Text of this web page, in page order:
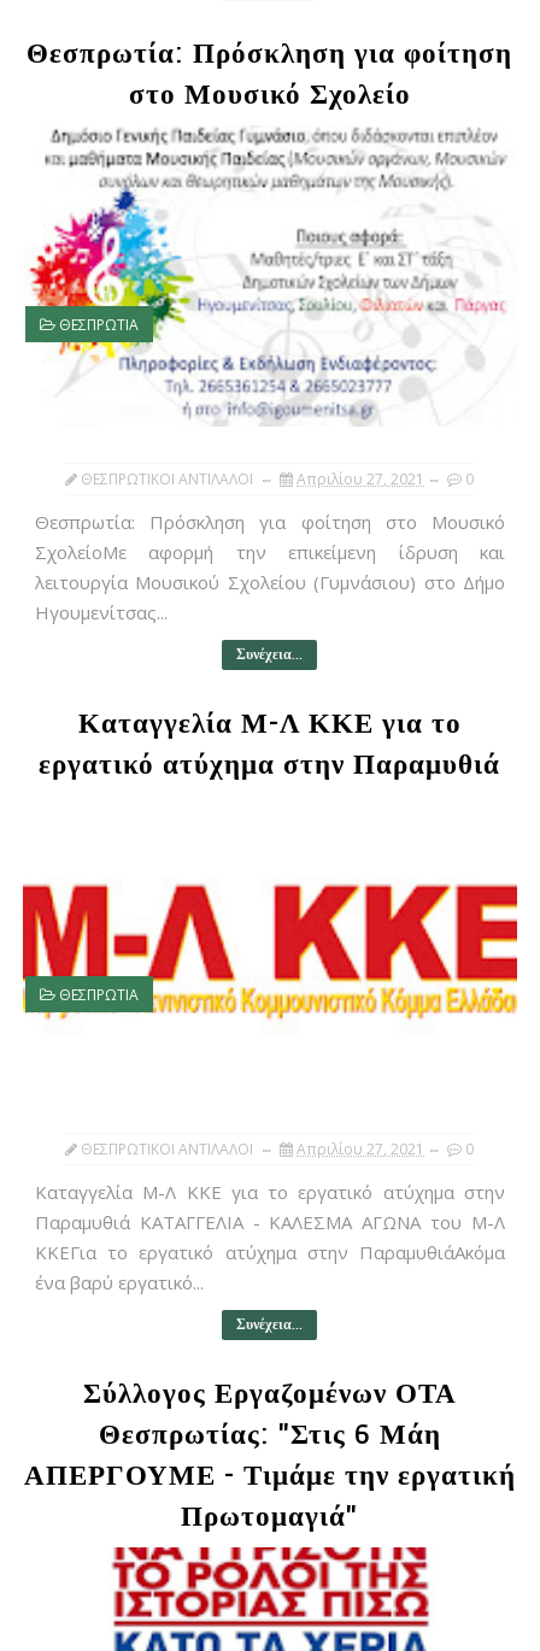
Θεσπρωτία: Πρόσκληση για φοίτηση
στο Μουσικό Σχολείο
ΘΕΣΠΡΩΤΙΑ
ΘΕΣΠΡΩΤΙΚΟΙ ΑΝΤΙΛΑΛΟΙ Απριλίου 27, 2021 0
Θεσπρωτία: Πρόσκληση για φοίτηση στο Μουσικό
ΣχολείοΜε αφορμή την επικείμενη ίδρυση και
λειτουργία Μουσικού Σχολείου (Γυμνάσιου) στο Δήμο
Ηγουμενίτσας...
Συνέχεια...
Καταγγελία Μ-Λ ΚΚΕ για το
εργατικό ατύχημα στην Παραμυθιά
ΘΕΣΠΡΩΤΙΑ
ΘΕΣΠΡΩΤΙΚΟΙ ΑΝΤΙΛΑΛΟΙ Απριλίου 27, 2021 0
Καταγγελία Μ-Λ ΚΚΕ για το εργατικό ατύχημα στην
Παραμυθιά ΚΑΤΑΓΓΕΛΙΑ - ΚΑΛΕΣΜΑ ΑΓΩΝΑ του Μ-Λ
ΚΚΕΓια το εργατικό ατύχημα στην ΠαραμυθιάΑκόμα
ένα βαρύ εργατικό...
Συνέχεια...
Σύλλογος Εργαζομένων ΟΤΑ
Θεσπρωτίας: "Στις 6 Μάη
ΑΠΕΡΓΟΥΜΕ - Τιμάμε την εργατική
Πρωτομαγιά"